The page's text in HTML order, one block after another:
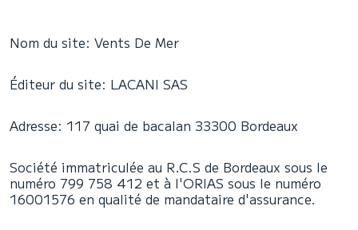
Nom du site: Vents De Mer
Éditeur du site: LACANI SAS
Adresse: 117 quai de bacalan 33300 Bordeaux
Société immatriculée au R.C.S de Bordeaux sous le
numéro 799 758 412 et à l'ORIAS sous le numéro
16001576 en qualité de mandataire d'assurance.